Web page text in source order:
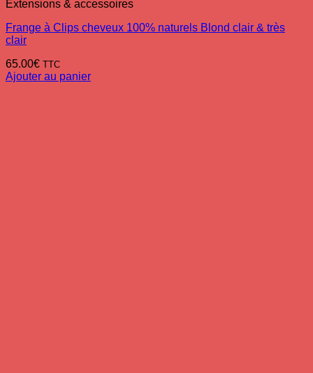
Extensions & accessoires
Frange à Clips cheveux 100% naturels Blond clair & très
clair
65.00€ TTC
Ajouter au panier